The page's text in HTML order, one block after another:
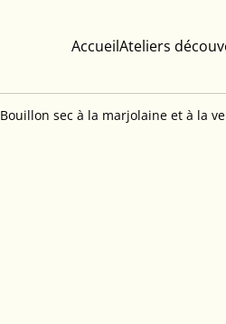
AccueilAteliers
Bouillon sec à la marjolaine et à la